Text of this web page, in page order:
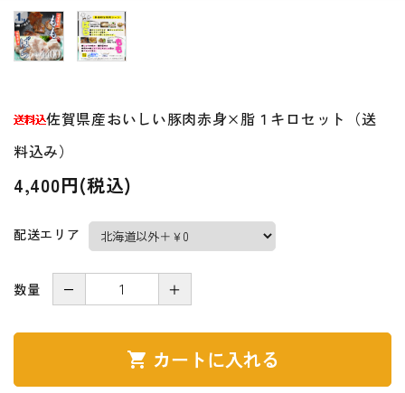
ソーセージ・ウィンナー
豆知識
佐賀県産おいしい豚肉赤身×脂１キロセット（送
料込み）
4,400円(税込)
配送エリア
数量 － ＋
shopping_cart カートに入れる